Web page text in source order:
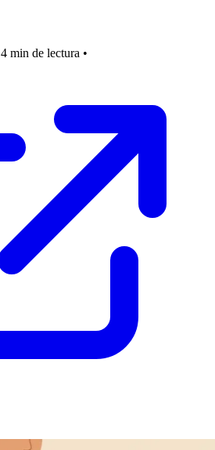
4 min de lectura •